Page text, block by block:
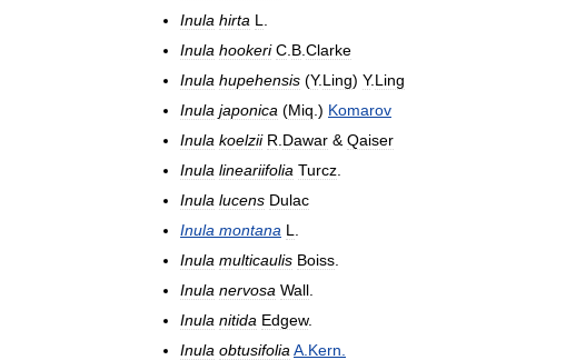
Inula hirta L
Inula hookeri C B Clarke
Inula hupehensis (Y.Ling) Y.Ling
Inula japonica (Miq .) Komarov
Inula koelzii R Dawar & Qaiser
Inula lineariifolia Turcz
Inula lucens Dulac
Inula montana L
Inula multicaulis Boiss
Inula nervosa Wall
Inula nitida Edgew.
Inula obtusifolia A Kern